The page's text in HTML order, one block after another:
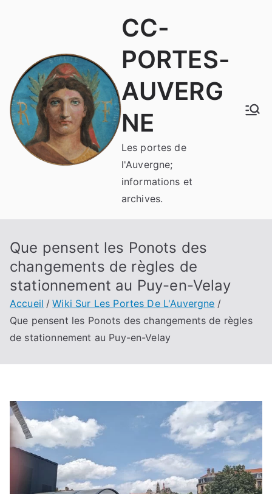
CC-
PORTES-
AUVERG
NE
Les portes de
l'Auvergne;
informations et
archives.
Que pensent les Ponots des
changements de règles de
stationnement au Puy-en-Velay
Accueil
Wiki Sur Les Portes De L'Auvergne
Que pensent les Ponots des changements de règles
de stationnement au Puy-en-Velay